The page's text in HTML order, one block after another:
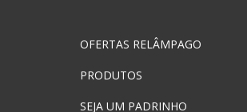
OFERTAS RELÂMPAGO
PRODUTOS
SEJA UM PADRINHO